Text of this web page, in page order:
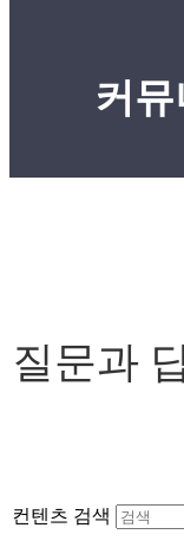
커뮤
질문과
컨텐츠 검색